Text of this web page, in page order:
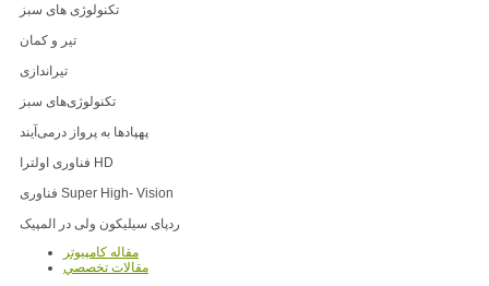
تکنولوژی های سبز
تیر و کمان
تیراندازی
تکنولوژی‌های سبز
پهپادها به پرواز درمی‌آیند
فناوری اولترا HD
فناوری Super High- Vision
ردپای سیلیکون ‌ولی در المپیک
مقاله کامپیوتر
مقالات تخصصي